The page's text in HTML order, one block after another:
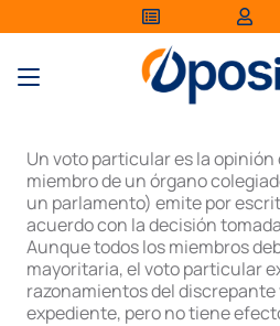
Un voto particular es la
miembro de un órgano
un parlamento) emite por
acuerdo con la decisión
Aunque todos los miembros
mayoritaria, el voto particular
razonamientos del discrepante
expediente, pero no tiene